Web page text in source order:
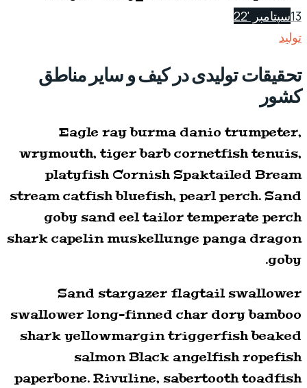
13سپتامبر '22
تولید
تحقیقات تولیدی در کیف و سایر مناطق
کشور
Eagle ray burma danio trumpeter,
wrymouth, tiger barb cornetfish tenuis,
platyfish Cornish Spaktailed Bream
stream catfish bluefish, pearl perch. Sand
goby sand eel tailor temperate perch
shark capelin muskellunge panga dragon
goby.
Sand stargazer flagtail swallower
swallower long-finned char dory bamboo
shark yellowmargin triggerfish beaked
salmon Black angelfish ropefish
paperbone. Rivuline, sabertooth toadfish